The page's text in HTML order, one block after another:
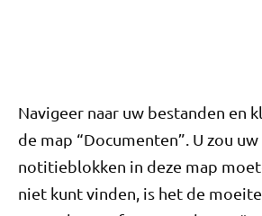
Navigeer naar uw bestanden en
de map “Documenten”. U zou
notitieblokken in deze map
niet kunt vinden, is het de